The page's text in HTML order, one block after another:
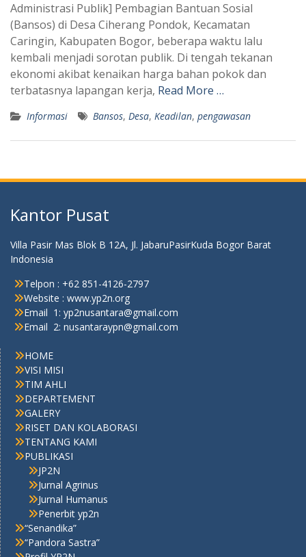
Administrasi Publik] Pembagian Bantuan Sosial
(Bansos) di Desa Ciherang Pondok, Kecamatan
Caringin, Kabupaten Bogor, beberapa waktu lalu
kembali menjadi sorotan publik. Di tengah tekanan
ekonomi akibat kenaikan harga bahan pokok dan
terbatasnya lapangan kerja, Read More …
Informasi Bansos, Desa, Keadilan, pengawasan
Kantor Pusat
Villa Pasir Mas Blok B 12A, Jl. JabaruPasirKuda Bogor Barat
Indonesia
Telpon : +62 851-4126-2797
Website : www.yp2n.org
Email 1: yp2nusantara@gmail.com
Email 2: nusantaraypn@gmail.com
HOME
VISI MISI
TIM AHLI
DEPARTEMENT
GALERY
RISET DAN KOLABORASI
TENTANG KAMI
PUBLIKASI
JP2N
Jurnal Agrinus
Jurnal Humanus
Penerbit yp2n
“Senandika”
“Pandora Sastra”